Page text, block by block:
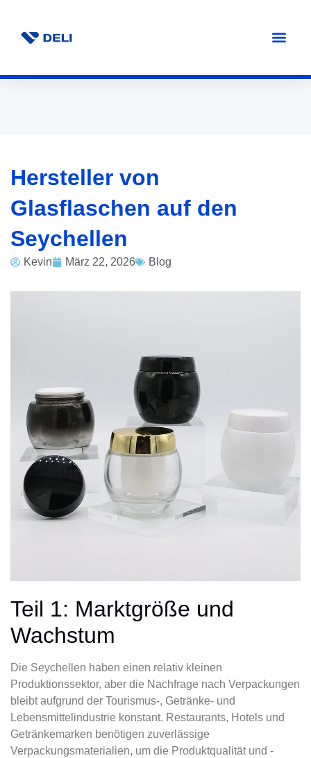
Hersteller von
Glasflaschen auf den
Seychellen
Kevin März 22, 2026 Blog
Teil 1: Marktgröße und
Wachstum
Die Seychellen haben einen relativ kleinen
Produktionssektor, aber die Nachfrage nach Verpackungen
bleibt aufgrund der Tourismus-, Getränke- und
Lebensmittelindustrie konstant. Restaurants, Hotels und
Getränkemarken benötigen zuverlässige
Verpackungsmaterialien, um die Produktqualität und -